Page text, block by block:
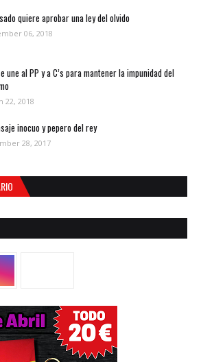
quiere aprobar una ley del olvido
06, 2018
une al PP y a C’s para mantener la impunidad del
22, 2018
inocuo y pepero del rey
28, 2017